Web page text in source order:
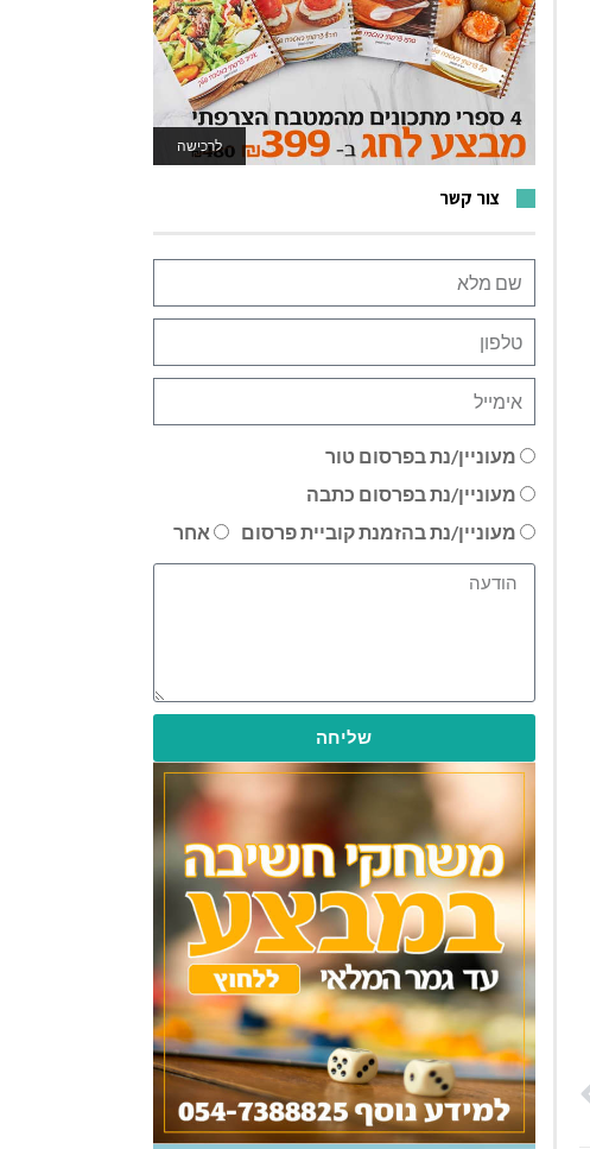
לרכישה
לאתר המשחקים
צור קשר
מעוניין/נת בפרסום טור
מעוניין/נת בפרסום כתבה
מעוניין/נת בהזמנת קוביית פרסום
אחר
שליחה